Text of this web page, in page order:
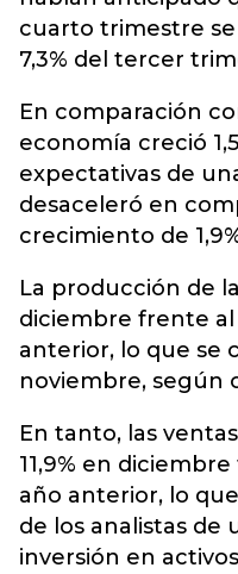
cuarto trimestre se
7,3% del tercer
En comparación
economía creció
expectativas de
desaceleró en
crecimiento de
La producción de
diciembre frente
anterior, lo que se
noviembre, según
En tanto, las
11,9% en
año anterior, lo
de los analistas de
inversión en